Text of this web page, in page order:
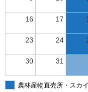
16 17
23 24
30 31
農林産物直売所・スカ